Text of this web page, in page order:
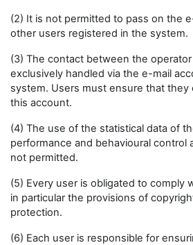
(2) It is not permitted to pass on the
other users registered in the system.
(3) The contact between the
exclusively handled via the e-mail
system. Users must ensure that they
this account.
(4) The use of the statistical data of
performance and behavioural control
not permitted.
(5) Every user is obligated to comply
in particular the provisions of
protection.
(6) Each user is responsible for